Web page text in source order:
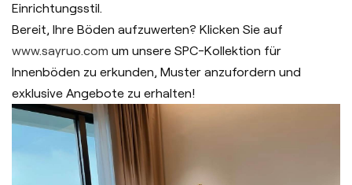
Einrichtungsstil.
Bereit, Ihre Böden aufzuwerten? Klicken Sie auf
www.sayruo.com um unsere SPC-Kollektion für
Innenböden zu erkunden, Muster anzufordern und
exklusive Angebote zu erhalten!